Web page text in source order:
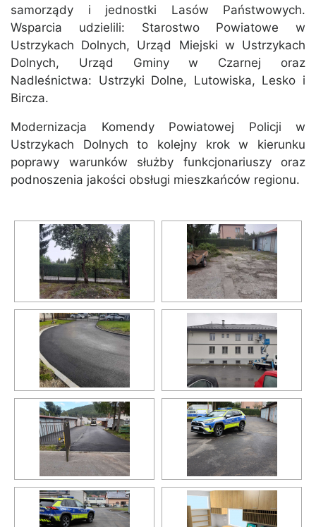
samorządy i jednostki Lasów Państwowych.
Wsparcia udzielili: Starostwo Powiatowe w
Ustrzykach Dolnych, Urząd Miejski w Ustrzykach
Dolnych, Urząd Gminy w Czarnej oraz
Nadleśnictwa: Ustrzyki Dolne, Lutowiska, Lesko i
Bircza.
Modernizacja Komendy Powiatowej Policji w
Ustrzykach Dolnych to kolejny krok w kierunku
poprawy warunków służby funkcjonariuszy oraz
podnoszenia jakości obsługi mieszkańców regionu.